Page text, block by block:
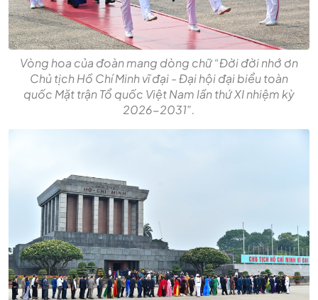
Vòng hoa của đoàn mang dòng chữ “Đời đời nhớ ơn
Chủ tịch Hồ Chí Minh vĩ đại - Đại hội đại biểu toàn
quốc Mặt trận Tổ quốc Việt Nam lần thứ XI nhiệm kỳ
2026-2031”.